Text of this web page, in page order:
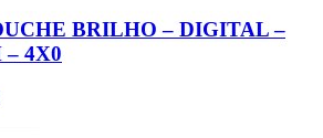
BRILHO – DIGITAL –
– 4X0